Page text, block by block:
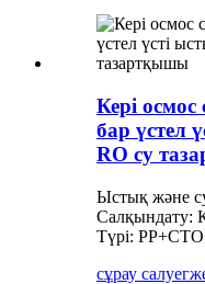
Кері осмос
бар үстел
RO су
Ыстық және
Салқындату:
Түрі:
сұрау салу